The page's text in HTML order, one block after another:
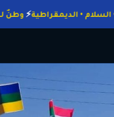
الوحدة • السلام • الديمقراطية